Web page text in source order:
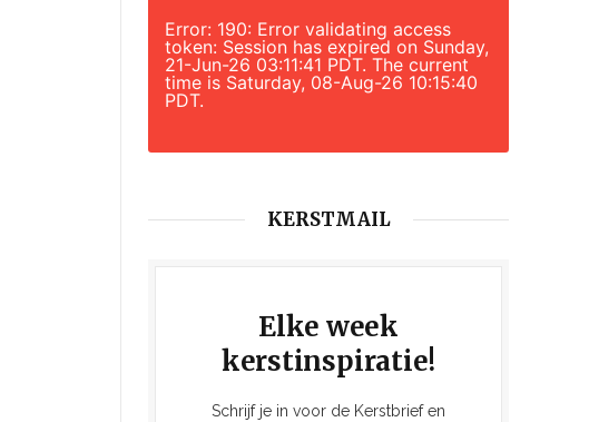
Error: 190: Error validating access
token: Session has expired on Sunday,
21-Jun-26 03:11:41 PDT. The current
time is Saturday, 08-Aug-26 10:15:40
PDT.
KERSTMAIL
Elke week
kerstinspiratie!
Schrijf je in voor de Kerstbrief en